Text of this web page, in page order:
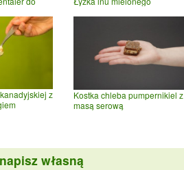
z
Kostka chleba pumpernikiel z
masą serową
napisz własną